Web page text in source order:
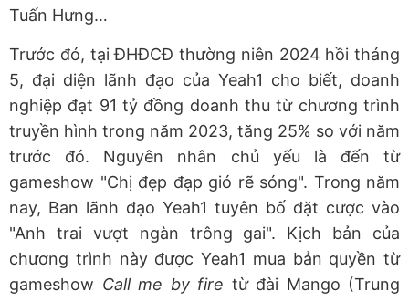
Tuấn Hưng…
Trước đó, tại ĐHĐCĐ thường niên 2024 hồi tháng
5, đại diện lãnh đạo của Yeah1 cho biết, doanh
nghiệp đạt 91 tỷ đồng doanh thu từ chương trình
truyền hình trong năm 2023, tăng 25% so với năm
trước đó. Nguyên nhân chủ yếu là đến từ
gameshow "Chị đẹp đạp gió rẽ sóng". Trong năm
nay, Ban lãnh đạo Yeah1 tuyên bố đặt cược vào
"Anh trai vượt ngàn trông gai". Kịch bản của
chương trình này được Yeah1 mua bản quyền từ
gameshow Call me by fire từ đài Mango (Trung